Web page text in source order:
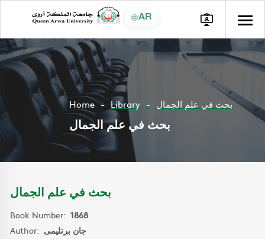
AR
Home Library بحث في علم الجمال
بحث في علم الجمال
بحث في علم الجمال
Book Number: 1868
Author: جان برتليمى